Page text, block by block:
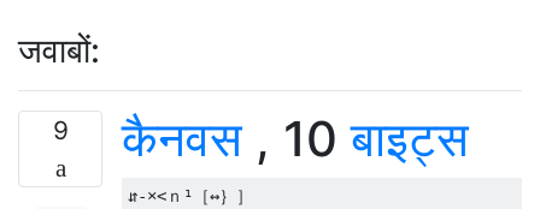
जवाबों:
9 कैनवस , 10बाइट्स